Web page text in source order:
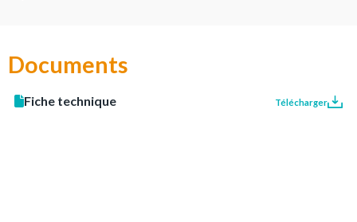
Documents
Fiche technique Télécharger